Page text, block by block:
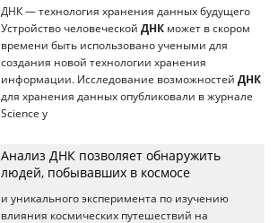
ДНК — технология хранения данных будущего
Устройство человеческой ДНК может в скором
времени быть использовано учеными для
создания новой технологии хранения
информации. Исследование возможностей ДНК
для хранения данных опубликовали в журнале
Science у
Анализ ДНК позволяет обнаружить
людей, побывавших в космосе
и уникального эксперимента по изучению
влияния космических путешествий на